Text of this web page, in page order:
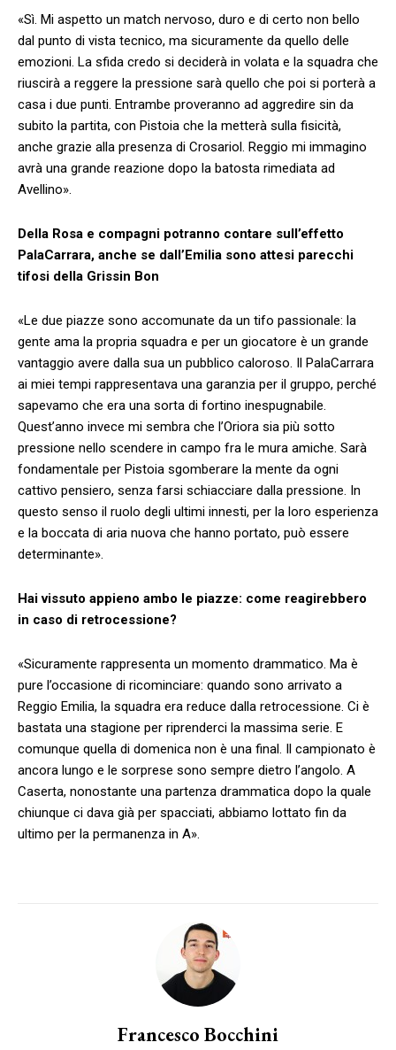
«Sì. Mi aspetto un match nervoso, duro e di certo non bello
dal punto di vista tecnico, ma sicuramente da quello delle
emozioni. La sfida credo si deciderà in volata e la squadra che
riuscirà a reggere la pressione sarà quello che poi si porterà a
casa i due punti. Entrambe proveranno ad aggredire sin da
subito la partita, con Pistoia che la metterà sulla fisicità,
anche grazie alla presenza di Crosariol. Reggio mi immagino
avrà una grande reazione dopo la batosta rimediata ad
Avellino».
Della Rosa e compagni potranno contare sull’effetto
PalaCarrara, anche se dall’Emilia sono attesi parecchi
tifosi della Grissin Bon
«Le due piazze sono accomunate da un tifo passionale: la
gente ama la propria squadra e per un giocatore è un grande
vantaggio avere dalla sua un pubblico caloroso. Il PalaCarrara
ai miei tempi rappresentava una garanzia per il gruppo, perché
sapevamo che era una sorta di fortino inespugnabile.
Quest’anno invece mi sembra che l’Oriora sia più sotto
pressione nello scendere in campo fra le mura amiche. Sarà
fondamentale per Pistoia sgomberare la mente da ogni
cattivo pensiero, senza farsi schiacciare dalla pressione. In
questo senso il ruolo degli ultimi innesti, per la loro esperienza
e la boccata di aria nuova che hanno portato, può essere
determinante».
Hai vissuto appieno ambo le piazze: come reagirebbero
in caso di retrocessione?
«Sicuramente rappresenta un momento drammatico. Ma è
pure l’occasione di ricominciare: quando sono arrivato a
Reggio Emilia, la squadra era reduce dalla retrocessione. Ci è
bastata una stagione per riprenderci la massima serie. E
comunque quella di domenica non è una final. Il campionato è
ancora lungo e le sorprese sono sempre dietro l’angolo. A
Caserta, nonostante una partenza drammatica dopo la quale
chiunque ci dava già per spacciati, abbiamo lottato fin da
ultimo per la permanenza in A».
Francesco Bocchini